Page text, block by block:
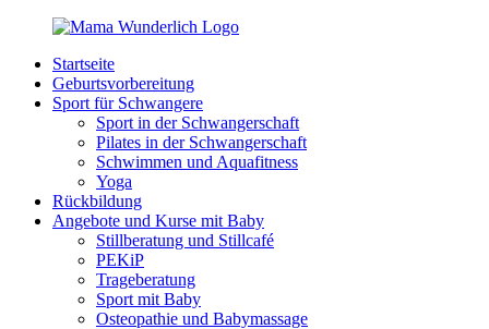
Zurück
Inhalt
MamaWunderlich.de
Mutti
sein
wunderbar!
Startseite
Geburtsvorbereitung
Sport für Schwangere
Sport in der Schwangerschaft
Pilates in der Schwangerschaft
Schwimmen und Aquafitness
Yoga
Rückbildung
Angebote und Kurse mit Baby
Stillberatung und Stillcafé
PEKiP
Trageberatung
Sport mit Baby
Osteopathie und Babymassage